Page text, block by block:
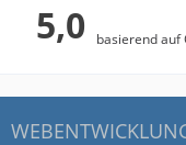
Qualität,
Antwort
5,0 basierend auf